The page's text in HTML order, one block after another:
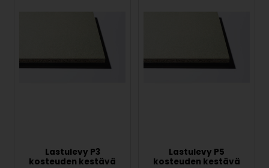
Lastulevy P3
kosteuden kestävä
Lastulevy P5
kosteuden kestävä